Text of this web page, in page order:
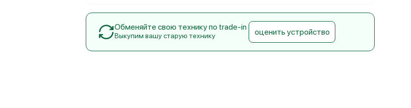
Обменяйте свою технику по trade-in
Выкупим вашу старую технику оценить устройство